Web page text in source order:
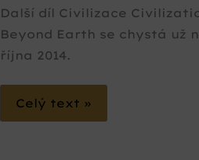
Další díl Civilizace
Beyond Earth se chystá už
října 2014.
Celý text »